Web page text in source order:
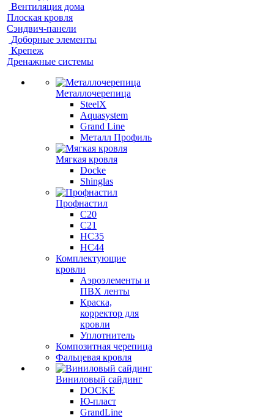
Вентиляция дома
Плоская кровля
Сэндвич-панели
Доборные элементы
Крепеж
Дренажные системы
Металлочерепица
SteelX
Aquasystem
Grand Line
Металл Профиль
Мягкая кровля
Docke
Shinglas
Профнастил
C20
C21
НС35
НС44
Комплектующие
кровли
Аэроэлементы и
ПВХ ленты
Краска,
корректор для
кровли
Уплотнитель
Композитная черепица
Фальцевая кровля
Виниловый сайдинг
DOCKE
Ю-пласт
GrandLine